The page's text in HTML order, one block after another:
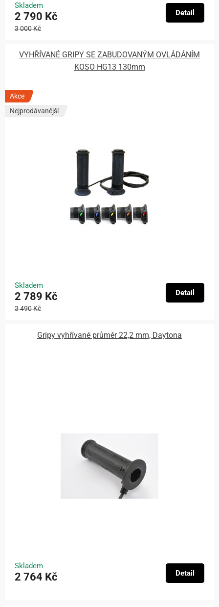
Skladem
2 790 Kč
3 000 Kč
Detail
VYHŘÍVANÉ GRIPY SE ZABUDOVANÝM OVLÁDÁNÍM
KOSO HG13 130mm
Akce
Nejprodávanější
Skladem
2 789 Kč
3 490 Kč
Detail
Gripy vyhřívané průměr 22,2 mm, Daytona
Skladem
2 764 Kč Detail